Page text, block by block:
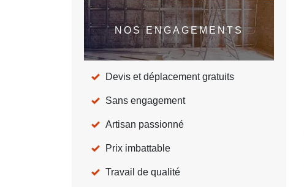
NOS ENGAGEMENTS
Devis et déplacement gratuits
Sans engagement
Artisan passionné
Prix imbattable
Travail de qualité